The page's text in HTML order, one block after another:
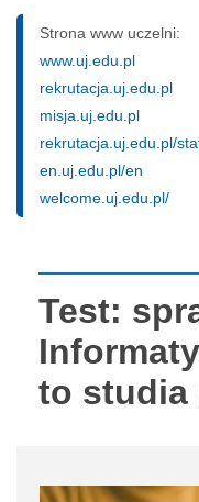
Strona www uczelni:
www.uj.edu.pl
rekrutacja.uj.edu.pl
misja.uj.edu.pl
rekrutacja.uj.edu.pl/
en.uj.edu.pl/en
welcome.uj.edu.pl/
Test:
to studia